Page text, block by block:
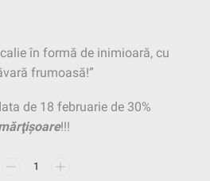
în formă de inimioară, cu
frumoasă!”
de 18 februarie de 30%
!!!